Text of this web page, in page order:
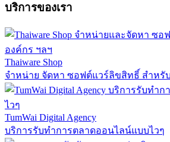
บริการของเรา
Thaiware Shop
จำหน่าย จัดหา ซอฟต์แวร์ลิขสิทธิ์ สำหรั
TumWai Digital Agency
บริการรับทำการตลาดออนไลน์แบบไวๆ